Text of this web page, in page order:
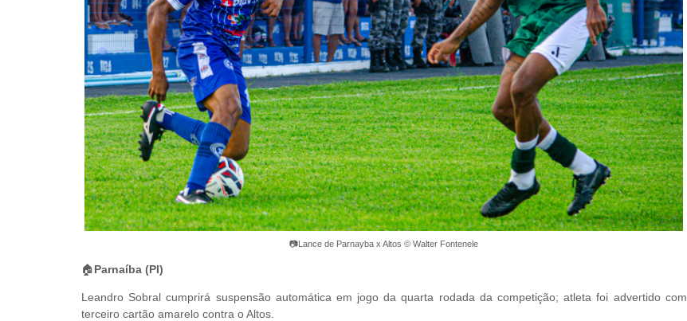
📷Lance de Parnayba x Altos © Walter Fontenele
🏠Parnaíba (PI)
Leandro Sobral cumprirá suspensão automática em jogo da quarta rodada da competição; atleta foi advertido com
terceiro cartão amarelo contra o Altos.